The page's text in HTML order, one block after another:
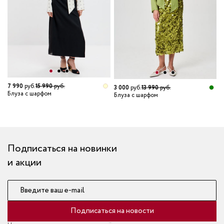
7 990руб.15 990руб.
Блуза с шарфом
3 000руб.13 990руб.
Блуза с шарфом
Подписаться на новинки
и акции
Введите ваш e-mail
Подписаться на новости